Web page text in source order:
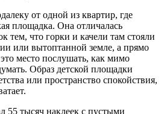
от одной из квартир, где
площадка. Она отличалась
тем, что горки и качели там стояли
или вытоптанной земле, а прямо
место послушать, как мимо
Образ детской площадки
или пространство спокойствия,
55 тысяч наклеек с пустыми